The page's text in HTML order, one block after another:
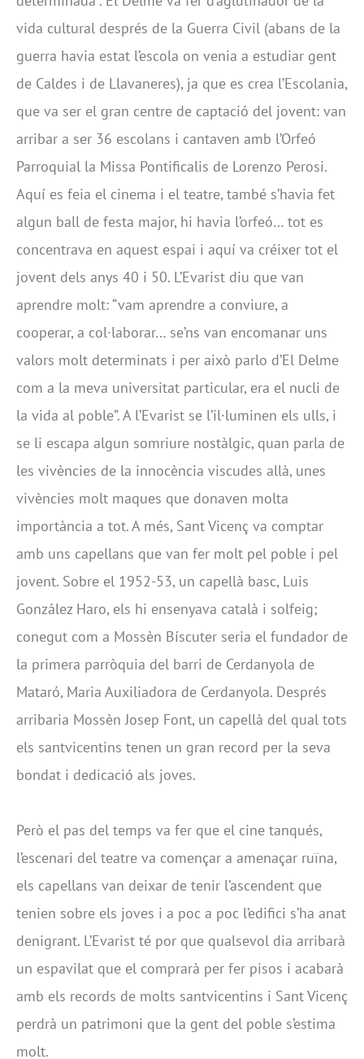
vida cultural després de la Guerra Civil (abans de la
guerra havia estat l’escola on venia a estudiar gent
de Caldes i de Llavaneres), ja que es crea l’Escolania,
que va ser el gran centre de captació del jovent: van
arribar a ser 36 escolans i cantaven amb l’Orfeó
Parroquial la Missa Pontificalis de Lorenzo Perosi.
Aquí es feia el cinema i el teatre, també s’havia fet
algun ball de festa major, hi havia l’orfeó… tot es
concentrava en aquest espai i aquí va créixer tot el
jovent dels anys 40 i 50. L’Evarist diu que van
aprendre molt: “vam aprendre a conviure, a
cooperar, a col·laborar… se’ns van encomanar uns
valors molt determinats i per això parlo d’El Delme
com a la meva universitat particular, era el nucli de
la vida al poble”. A l’Evarist se l’il·luminen els ulls, i
se li escapa algun somriure nostàlgic, quan parla de
les vivències de la innocència viscudes allà, unes
vivències molt maques que donaven molta
importància a tot. A més, Sant Vicenç va comptar
amb uns capellans que van fer molt pel poble i pel
jovent. Sobre el 1952-53, un capellà basc, Luis
González Haro, els hi ensenyava català i solfeig;
conegut com a Mossèn Bíscuter seria el fundador de
la primera parròquia del barri de Cerdanyola de
Mataró, Maria Auxiliadora de Cerdanyola. Després
arribaria Mossèn Josep Font, un capellà del qual tots
els santvicentins tenen un gran record per la seva
bondat i dedicació als joves.
Però el pas del temps va fer que el cine tanqués,
l’escenari del teatre va començar a amenaçar ruïna,
els capellans van deixar de tenir l’ascendent que
tenien sobre els joves i a poc a poc l’edifici s’ha anat
denigrant. L’Evarist té por que qualsevol dia arribarà
un espavilat que el comprarà per fer pisos i acabarà
amb els records de molts santvicentins i Sant Vicenç
perdrà un patrimoni que la gent del poble s’estima
molt.